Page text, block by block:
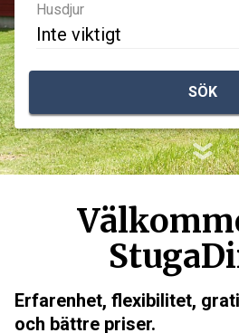
Husdjur
Inte viktigt
SÖK
Erfarenhet, flexibilitet,
och bättre priser.